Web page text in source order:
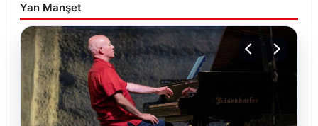
Yan Manşet